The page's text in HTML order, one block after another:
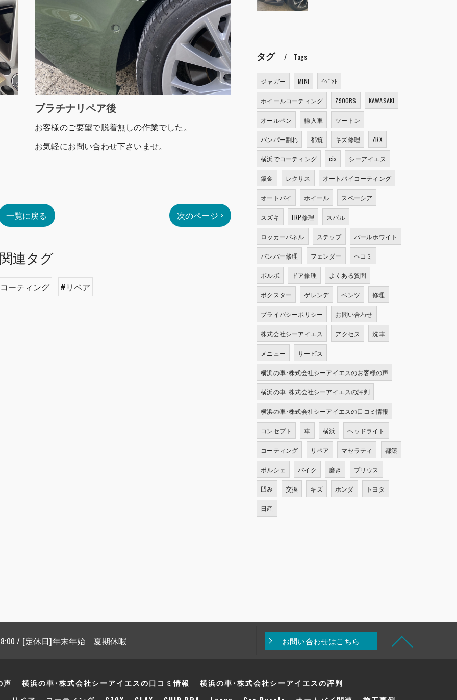
プラチナリペア後
お客様のご要望で脱着無しの作業でした。
お気軽にお問い合わせ下さいませ。
一覧に戻る 次のページ >
連タグ
ーティング #リペア
タグ Tags
ジャガー MINI ｲﾍﾞﾝﾄ
ホイールコーティング Z900RS KAWASAKI
オールペン 輸入車 ツートン
バンパー割れ 都筑 キズ修理 ZRX
横浜でコーティング cis シーアイエス
鈑金 レクサス オートバイコーティング
オートバイ ホイール スペーシア
スズキ FRP修理 スバル
ロッカーパネル ステップ パールホワイト
バンパー修理 フェンダー ヘコミ
ボルボ ドア修理 よくある質問
ボクスター ゲレンデ ベンツ 修理
プライバシーポリシー お問い合わせ
株式会社シーアイエス アクセス 洗車
メニュー サービス
横浜の車･株式会社シーアイエスのお客様の声
横浜の車･株式会社シーアイエスの評判
横浜の車･株式会社シーアイエスの口コミ情報
コンセプト 車 横浜 ヘッドライト
コーティング リペア マセラティ 都築
ポルシェ バイク 磨き プリウス
凹み 交換 キズ ホンダ トヨタ
日産
/ [定休日]年末年始 夏期休暇 お問い合わせはこちら
声 横浜の車･株式会社シーアイエスの口コミ情報
横浜の車･株式会社シーアイエスの評判